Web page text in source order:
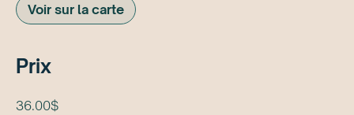
Voir sur la carte
Prix
36.00$